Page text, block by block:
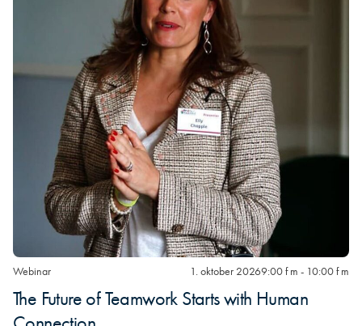
Webinar 1. oktober 20269:00 f m - 10:00 f m
The Future of Teamwork Starts with Human